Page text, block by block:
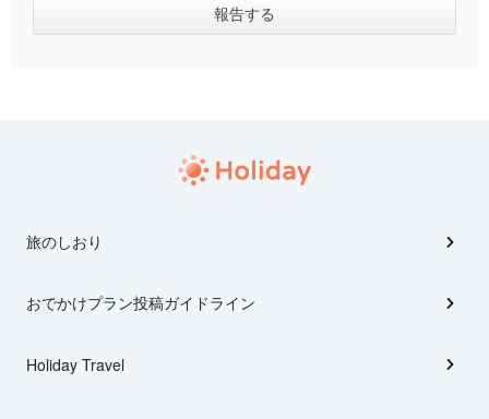
旅のしおり
おでかけプラン投稿ガイドライン
Holiday Travel